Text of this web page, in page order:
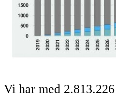
Vi har med